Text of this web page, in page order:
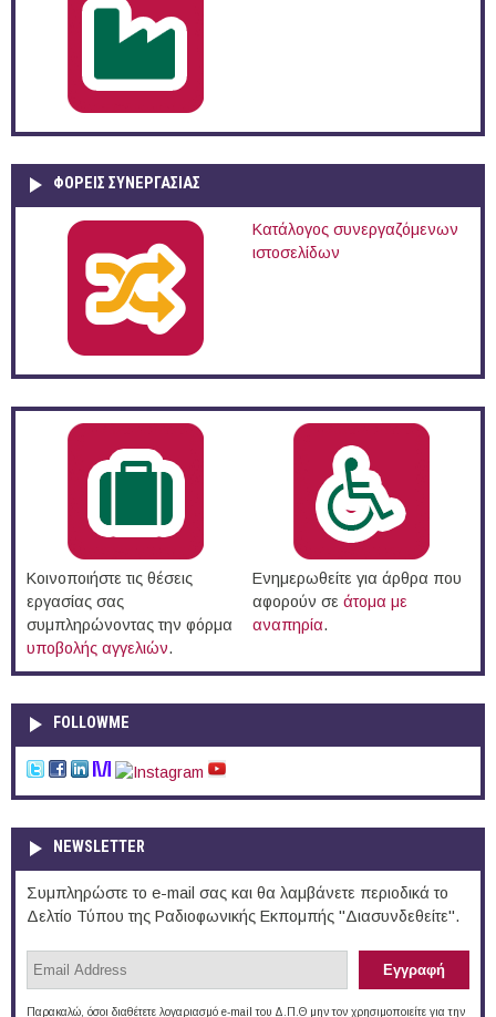
ΦΟΡΕΙΣ ΣΥΝΕΡΓΑΣΙΑΣ
Κατάλογος συνεργαζόμενων
ιστοσελίδων
Κοινοποιήστε τις θέσεις
εργασίας σας
συμπληρώνοντας την φόρμα
υποβολής αγγελιών.
Ενημερωθείτε για άρθρα που
αφορούν σε άτομα με
αναπηρία.
FOLLOWME
NEWSLETTER
Συμπληρώστε το e-mail σας και θα λαμβάνετε περιοδικά το
Δελτίο Τύπου της Ραδιοφωνικής Εκπομπής "Διασυνδεθείτε".
Παρακαλώ, όσοι διαθέτετε λογαριασμό e-mail του Δ.Π.Θ μην τον χρησιμοποιείτε για την